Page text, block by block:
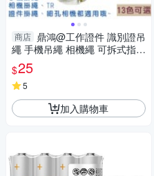
商店 鼎鴻@工作證件 識別證吊
繩 手機吊繩 相機繩 可拆式指環
扣 掛脖繩 手機掛飾 防摔機13
色可選
$25
5
加入購物車